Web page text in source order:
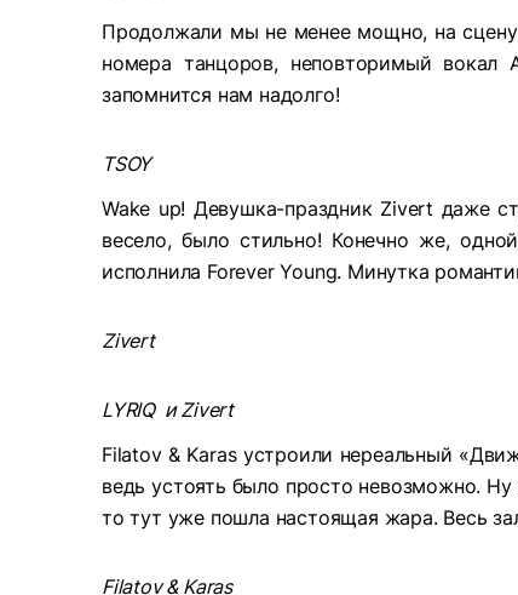
Продолжали мы не менее мощно, на
номера танцоров, неповторимый вокал
запомнится нам надолго!
TSOY
Wake up! Девушка-праздник Zivert даже
весело, было стильно! Конечно же,
исполнила Forever Young. Минутка
Zivert
LYRIQ и Zivert
Filatov & Karas устроили нереальный
ведь устоять было просто невозможно. Ну
то тут уже пошла настоящая жара. Весь
Filatov & Karas